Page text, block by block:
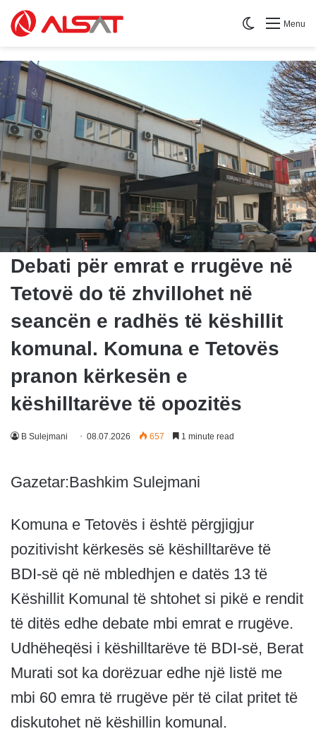
Menu
Switch skin
Debati për emrat e rrugëve në
Tetovë do të zhvillohet në
seancën e radhës të këshillit
komunal. Komuna e Tetovës
pranon kërkesën e
këshilltarëve të opozitës
B Sulejmani 08.07.2026 657 1 minute read
Gazetar:Bashkim Sulejmani
Komuna e Tetovës i është përgjigjur
pozitivisht kërkesës së këshilltarëve të
BDI-së që në mbledhjen e datës 13 të
Këshillit Komunal të shtohet si pikë e rendit
të ditës edhe debate mbi emrat e rrugëve.
Udhëheqësi i këshilltarëve të BDI-së, Berat
Murati sot ka dorëzuar edhe një listë me
mbi 60 emra të rrugëve për të cilat pritet të
diskutohet në këshillin komunal.